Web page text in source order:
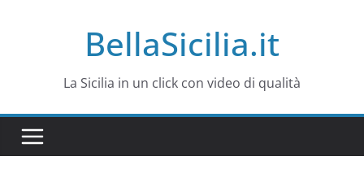
BellaSicilia.it
La Sicilia in un click con video di qualità